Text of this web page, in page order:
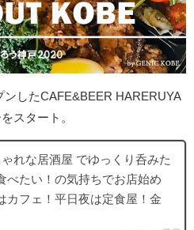
ンしたCAFE&BEER HARERUYA
スタート。
れな居酒屋 でゆっくり呑みた
べたい！の気持ちでお店始め
カフェ！平日夜は定食屋！金